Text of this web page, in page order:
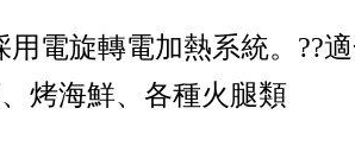
電旋轉電加熱系統。??
烤海鮮、各種火腿類